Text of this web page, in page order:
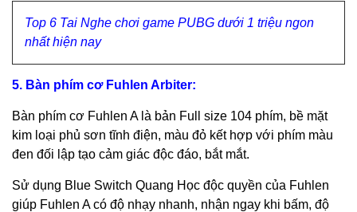
Top 6 Tai Nghe chơi game PUBG dưới 1 triệu ngon
nhất hiện nay
5. Bàn phím cơ Fuhlen Arbiter:
Bàn phím cơ Fuhlen A là bản Full size 104 phím, bề mặt
kim loại phủ sơn tĩnh điện, màu đỏ kết hợp với phím màu
đen đối lập tạo cảm giác độc đáo, bắt mắt.
Sử dụng Blue Switch Quang Học độc quyền của Fuhlen
giúp Fuhlen A có độ nhạy nhanh, nhận ngay khi bấm, độ